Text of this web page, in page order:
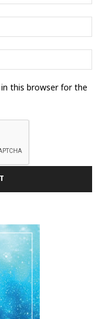
this browser for the